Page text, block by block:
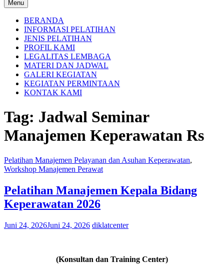
Menu
BERANDA
INFORMASI PELATIHAN
JENIS PELATIHAN
PROFIL KAMI
LEGALITAS LEMBAGA
MATERI DAN JADWAL
GALERI KEGIATAN
KEGIATAN PERMINTAAN
KONTAK KAMI
Tag: Jadwal Seminar
Manajemen Keperawatan Rs
Pelatihan Manajemen Pelayanan dan Asuhan Keperawatan,
Workshop Manajemen Perawat
Pelatihan Manajemen Kepala Bidang
Keperawatan 2026
Juni 24, 2026Juni 24, 2026 diklatcenter
(Konsultan dan Training Center)